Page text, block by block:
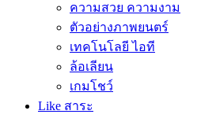
ความสวย ความงาม
ตัวอย่างภาพยนตร์
เทคโนโลยี ไอที
ล้อเลียน
เกมโชว์
Like สาระ